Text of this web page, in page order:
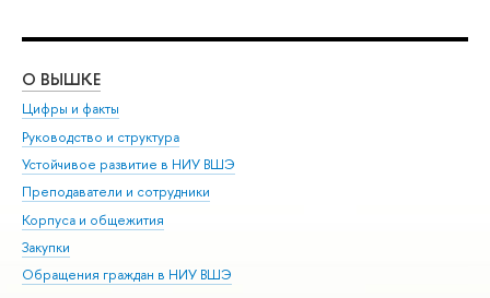
О ВЫШКЕ
Цифры и факты
Руководство и структура
Устойчивое развитие в НИУ ВШЭ
Преподаватели и сотрудники
Корпуса и общежития
Закупки
Обращения граждан в НИУ ВШЭ